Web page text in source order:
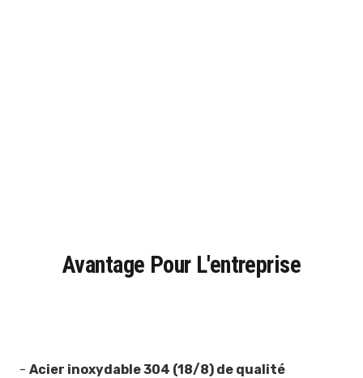
Avantage Pour L'entreprise
- Acier inoxydable 304 (18/8) de qualité